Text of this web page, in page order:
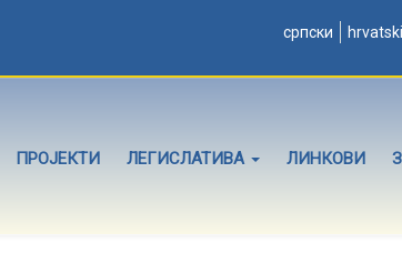
српски hrvatski
ПРОЈЕКТИ ЛЕГИСЛАТИВА ЛИНКОВИ